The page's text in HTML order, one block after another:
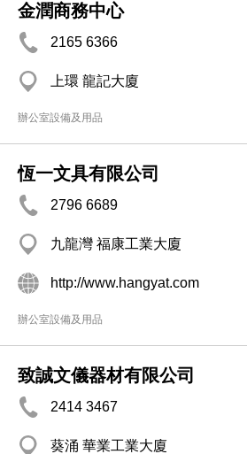
金潤商務中心
2165 6366
上環 龍記大廈
辦公室設備及用品
恆一文具有限公司
2796 6689
九龍灣 福康工業大廈
http://www.hangyat.com
辦公室設備及用品
致誠文儀器材有限公司
2414 3467
葵涌 華業工業大廈